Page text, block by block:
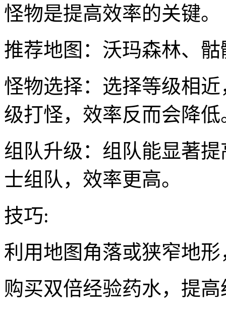
怪物是提高效率的关键。
推荐地图：沃玛森林、
怪物选择：选择等级相
级打怪，效率反而会降低
组队升级：组队能显著
士组队，效率更高。
技巧:
利用地图角落或狭窄地
购买双倍经验药水，提